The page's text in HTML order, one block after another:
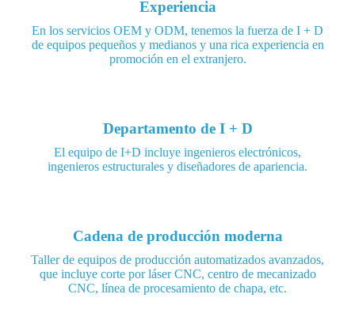
Experiencia
En los servicios OEM y ODM, tenemos la fuerza de I + D
de equipos pequeños y medianos y una rica experiencia en
promoción en el extranjero.
Departamento de I + D
El equipo de I+D incluye ingenieros electrónicos,
ingenieros estructurales y diseñadores de apariencia.
Cadena de producción moderna
Taller de equipos de producción automatizados avanzados,
que incluye corte por láser CNC, centro de mecanizado
CNC, línea de procesamiento de chapa, etc.